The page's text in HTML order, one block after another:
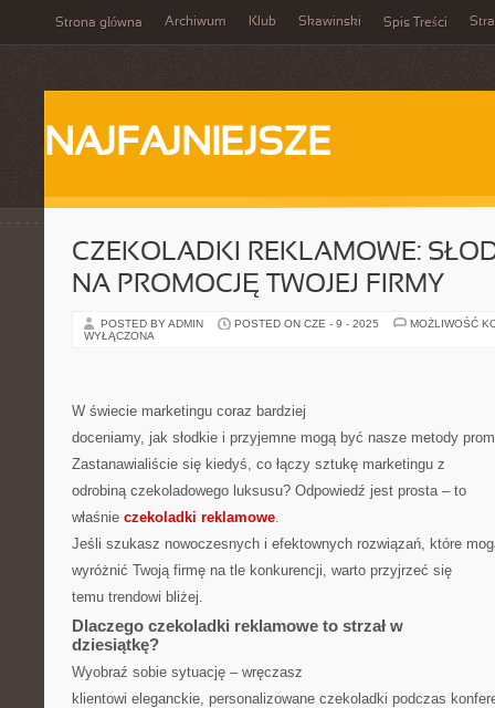
Strona główna Archiwum Klub Skawinski Spis Treści
NAJFAJNIEJSZE
CZEKOLADKI REKLAMOWE:
NA PROMOCJĘ TWOJEJ FIRMY
POSTED BY ADMIN POSTED ON CZE - 9 - 2025
MOŻLIWOŚĆ
WYŁĄCZONA
W świecie marketingu coraz bardziej
doceniamy, jak słodkie i przyjemne mogą być nasze metody
Zastanawialiście się kiedyś, co łączy sztukę marketingu z
odrobiną czekoladowego luksusu? Odpowiedź jest prosta – to
właśnie czekoladki reklamowe.
Jeśli szukasz nowoczesnych i efektownych rozwiązań, które
wyróżnić Twoją firmę na tle konkurencji, warto przyjrzeć się
temu trendowi bliżej.
Dlaczego czekoladki reklamowe to strzał w
dziesiątkę?
Wyobraź sobie sytuację – wręczasz
klientowi eleganckie, personalizowane czekoladki podczas